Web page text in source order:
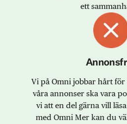
ett
Vi på Omni jobbar hårt för
våra annonser ska vara
vi att en del gärna vill
med Omni Mer kan du